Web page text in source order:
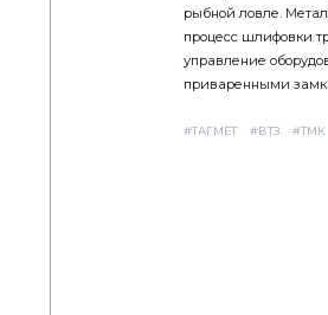
рыбной ловле.
процесс шлифовки
управление
приваренными
#ТАГМЕТ #ВТЗ #ТМК